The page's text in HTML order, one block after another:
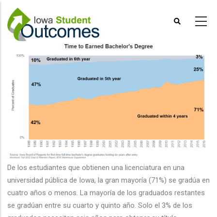
Pasar
contenido
principal
De los estudiantes que obtienen una licenciatura en una
universidad pública de Iowa, la gran mayoría (71%) se gradúa en
cuatro años o menos. La mayoría de los graduados restantes
se gradúan entre su cuarto y quinto año. Solo el 3% de los